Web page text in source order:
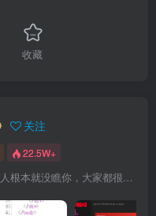
收藏
关注
22.5W+
没谁瞧不起你，因为别人根本就没瞧你，大家都很忙的